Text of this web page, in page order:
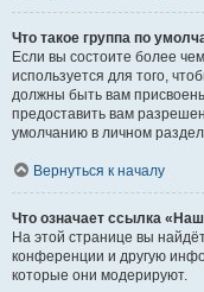
Что такое группа по
Если вы состоите более
используется для того,
должны быть вам
предоставить вам
умолчанию в личном
Вернуться к началу
Что означает ссылка
На этой странице вы
конференции и другую
которые они модерируют.